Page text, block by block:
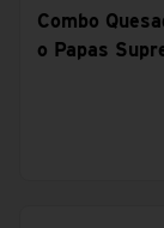
Combo
o Papas